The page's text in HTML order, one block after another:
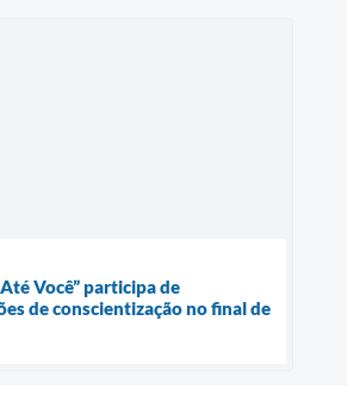
Você” participa de
de conscientização no final de